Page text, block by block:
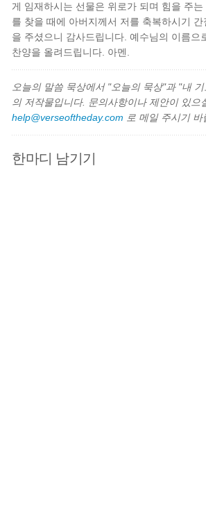
게 임재하시는 선물은 위로가 되며 힘을 주
를 찾을 때에 아버지께서 저를 축복하시기
을 주셨으니 감사드립니다. 예수님의 이름으
찬양을 올려드립니다. 아멘.
오늘의 말씀 묵상에서 "오늘의 묵상"과 "내
의 저작물입니다. 문의사항이나 제안이 있으
help@verseoftheday.com 로 메일 주시기 바
한마디 남기기